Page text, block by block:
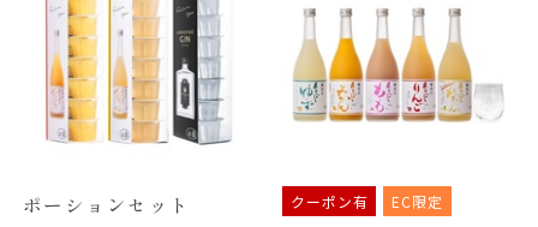
ポーションセット クーポン有 EC限定